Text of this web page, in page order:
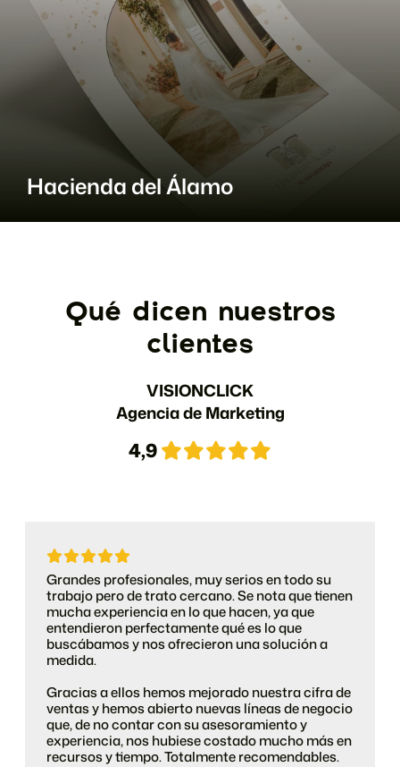
Hacienda del Álamo
Qué dicen nuestros
clientes
VISIONCLICK
Agencia de Marketing
4,9
Grandes profesionales, muy serios en todo su
trabajo pero de trato cercano. Se nota que tienen
mucha experiencia en lo que hacen, ya que
entendieron perfectamente qué es lo que
buscábamos y nos ofrecieron una solución a
medida.
Gracias a ellos hemos mejorado nuestra cifra de
ventas y hemos abierto nuevas líneas de negocio
que, de no contar con su asesoramiento y
experiencia, nos hubiese costado mucho más en
recursos y tiempo. Totalmente recomendables.